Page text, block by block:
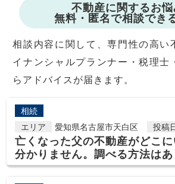
不動産に関するお悩
無料・匿名で相談でき
相談内容に関して、専門性の高い
イナンシャルプランナー・税理士
らアドバイスが届きます。
相続
エリア
愛知県名古屋市天白区 投稿
亡くなった父の不動産がどこ
分かりません。調べる方法は